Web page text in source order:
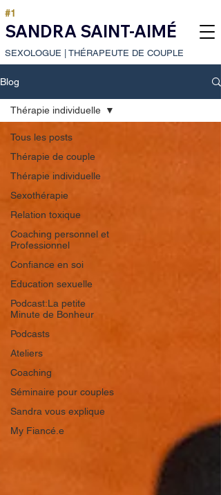
#1
SANDRA SAINT-AIMÉ
SEXOLOGUE THÉRAPEUTE DE COUPLE
Blog
Tous les posts
Thérapie de couple
Thérapie individuelle
Sexothérapie
Relation toxique
Coaching personnel et
Professionnel
Confiance en soi
Education sexuelle
Podcast:La petite
Minute de Bonheur
Podcasts
Ateliers
Coaching
Séminaire pour couples
Sandra vous explique
My Fiancé.e
Thérapie individuelle